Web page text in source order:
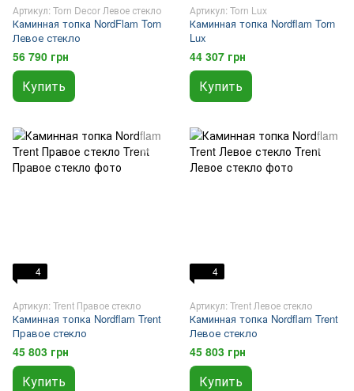
Артикул: Torn Decor Левое стекло
Каминная топка NordFlam Torn
Левое стекло
56 790 грн
Купить
Артикул: Torn Lux
Каминная топка Nordflam Torn
Lux
44 307 грн
Купить
4
Артикул: Trent Правое стекло
Каминная топка Nordflam Trent
Правое стекло
45 803 грн
Купить
4
Артикул: Trent Левое стекло
Каминная топка Nordflam Trent
Левое стекло
45 803 грн
Купить